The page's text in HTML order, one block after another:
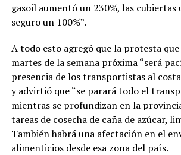
gasoil aumentó un 230%, las cubiertas
seguro un 100%”.
A todo esto agregó que la protesta
martes de la semana próxima “será
presencia de los transportistas al
y advirtió que “se parará todo el
mientras se profundizan en la
tareas de cosecha de caña de azúcar,
También habrá una afectación en el
alimenticios desde esa zona del país.